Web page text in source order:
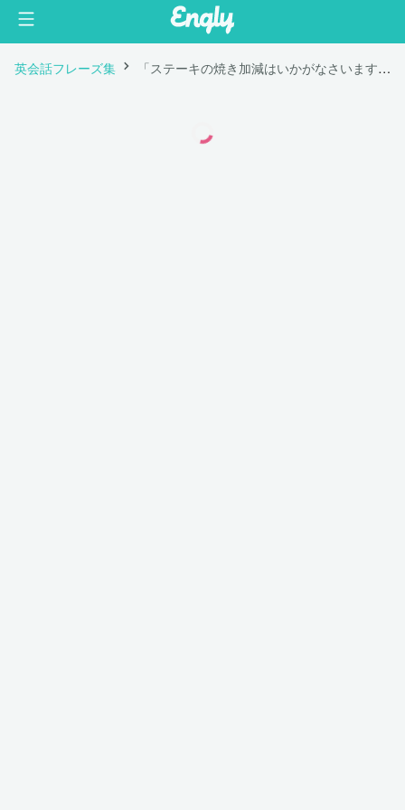
英会話フレーズ集 「ステーキの焼き加減はいかがなさいますか？」は英語で "How would you like your steak?"